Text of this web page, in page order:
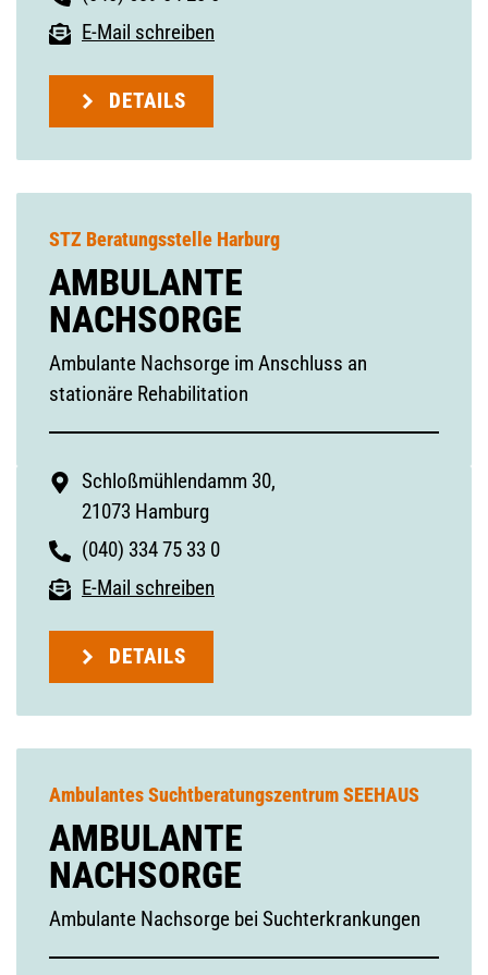
E-Mail schreiben
DETAILS
STZ Beratungsstelle Harburg
AMBULANTE
NACHSORGE
Ambulante Nachsorge im Anschluss an
stationäre Rehabilitation
Schloßmühlendamm 30,
21073 Hamburg
(040) 334 75 33 0
E-Mail schreiben
DETAILS
Ambulantes Suchtberatungszentrum SEEHAUS
AMBULANTE
NACHSORGE
Ambulante Nachsorge bei Suchterkrankungen